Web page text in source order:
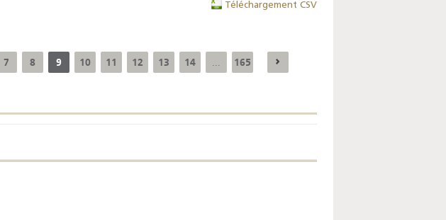
Téléchargement CSV
7 8 9 10 11 12 13 14 165